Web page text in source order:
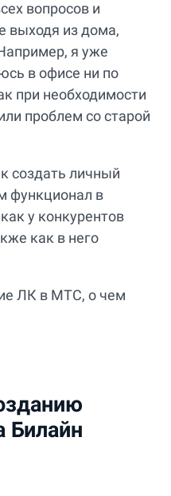
вопросов и
выходя из дома,
я уже
в офисе ни по
при необходимости
проблем со старой
создать личный
функционал в
у конкурентов
как в него
ЛК в МТС, о чем
Билайн